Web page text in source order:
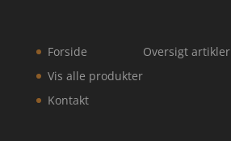
Forside
Vis alle produkter
Kontakt
Oversigt artikler